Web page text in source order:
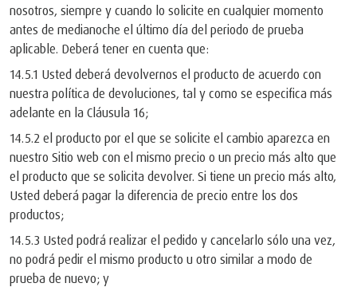
nosotros, siempre y cuando lo solicite en cualquier momento
antes de medianoche el último día del periodo de prueba
aplicable. Deberá tener en cuenta que:
14.5.1 Usted deberá devolvernos el producto de acuerdo con
nuestra política de devoluciones, tal y como se especifica más
adelante en la Cláusula 16;
14.5.2 el producto por el que se solicite el cambio aparezca en
nuestro Sitio web con el mismo precio o un precio más alto que
el producto que se solicita devolver. Si tiene un precio más alto,
Usted deberá pagar la diferencia de precio entre los dos
productos;
14.5.3 Usted podrá realizar el pedido y cancelarlo sólo una vez,
no podrá pedir el mismo producto u otro similar a modo de
prueba de nuevo; y